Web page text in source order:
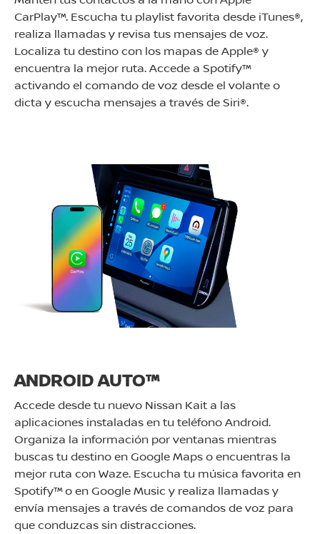
CarPlay™. Escucha tu playlist favorita desde iTunes®,
realiza llamadas y revisa tus mensajes de voz.
Localiza tu destino con los mapas de Apple® y
encuentra la mejor ruta. Accede a Spotify™
activando el comando de voz desde el volante o
dicta y escucha mensajes a través de Siri®.
ANDROID AUTO™
Accede desde tu nuevo Nissan Kait a las
aplicaciones instaladas en tu teléfono Android.
Organiza la información por ventanas mientras
buscas tu destino en Google Maps o encuentras la
mejor ruta con Waze. Escucha tu música favorita en
Spotify™ o en Google Music y realiza llamadas y
envía mensajes a través de comandos de voz para
que conduzcas sin distracciones.